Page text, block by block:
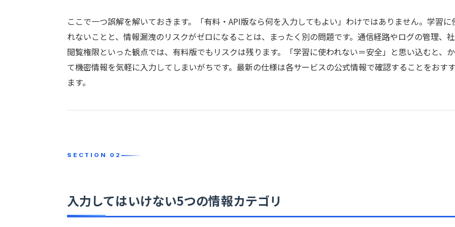
ここで一つ誤解を解いておきます。「有料・API版なら何を入力してもよい」わけではありません。学習に
れないことと、情報漏洩のリスクがゼロになることは、まったく別の問題です。通信経路やログの管理、
閲覧権限といった観点では、有料版でもリスクは残ります。「学習に使われない＝安全」と思い込むと、
て機密情報を気軽に入力してしまいがちです。最新の仕様は各サービスの公式情報で確認することをおす
ます。
入力してはいけない5つの情報カテゴリ